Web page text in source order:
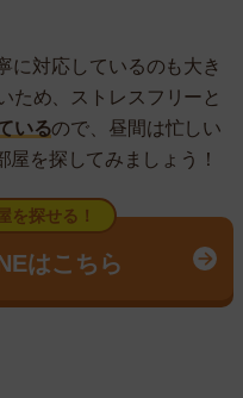
に対応しているのも大き
ため、ストレスフリーと
いるので、昼間は忙しい
屋を探してみましょう！
を探せる！
はこちら